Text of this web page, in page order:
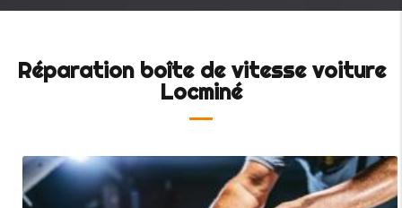
Réparation boîte de vitesse voiture
Locminé